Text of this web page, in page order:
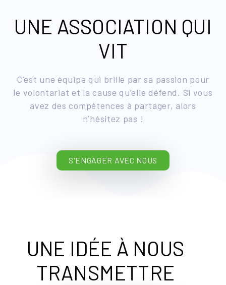
UNE ASSOCIATION QUI
VIT
C’est une équipe qui brille par sa passion pour
le volontariat et la cause qu’elle défend. Si vous
avez des compétences à partager, alors
n’hésitez pas !
S'ENGAGER AVEC NOUS
UNE IDÉE À NOUS
TRANSMETTRE